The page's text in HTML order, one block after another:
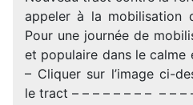
appeler à la mobilisation
Pour une journée de
et populaire dans le
– Cliquer sur l’image ci-
le tract – – – – – – – – – – –